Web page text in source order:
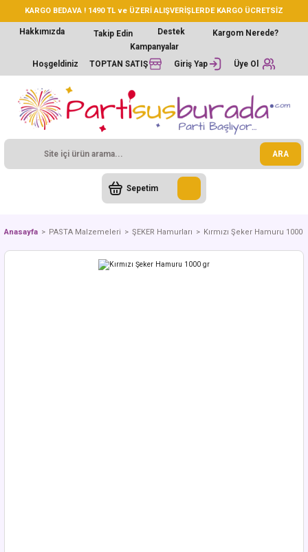
KARGO BEDAVA ! 1490 TL ve ÜZERİ ALIŞVERİŞLERDE KARGO ÜCRETSİZ
Hakkımızda Takip Edin Destek
Kargom Nerede?
Kampanyalar
Hoşgeldiniz
TOPTAN SATIŞ Giriş Yap Üye Ol
ARA
Sepetim
Anasayfa PASTA Malzemeleri ŞEKER Hamurları Kırmızı Şeker Hamuru 1000